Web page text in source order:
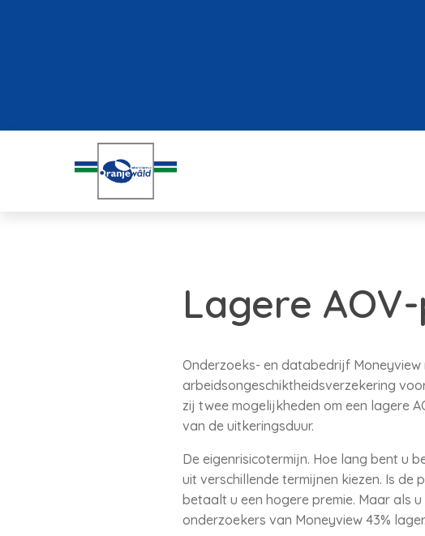
Lagere
Onderzoeks- en databedrijf
arbeidsongeschiktheidsverzekering
zij twee mogelijkheden om een lagere
van de uitkeringsduur.
De eigenrisicotermijn. Hoe lang bent u
uit verschillende termijnen kiezen. Is
betaalt u een hogere premie. Maar als
onderzoekers van Moneyview 43% lager.